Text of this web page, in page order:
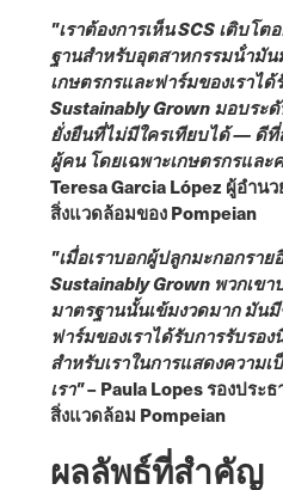
"เราต้องการเห็น SCS เติบโ
ฐานสําหรับอุตสาหกรรมน้ํามั
เกษตรกรและฟาร์มของเราไ
Sustainably Grown มอบระ
ยั่งยืนที่ไม่มีใครเทียบได้ — ดี
ผู้คน โดยเฉพาะเกษตรกรและ
Teresa Garcia López ผู้อําน
สิ่งแวดล้อมของ Pompeian
"เมื่อเราบอกผู้ปลูกมะกอกราย
Sustainably Grown พวกเขา
มาตรฐานนั้นเข้มงวดมาก มัน
ฟาร์มของเราได้รับการรับรอ
สําหรับเราในการแสดงความ
เรา"– Paula Lopes รองปร
สิ่งแวดล้อม Pompeian
ผลลัพธ์ที่สําคัญ